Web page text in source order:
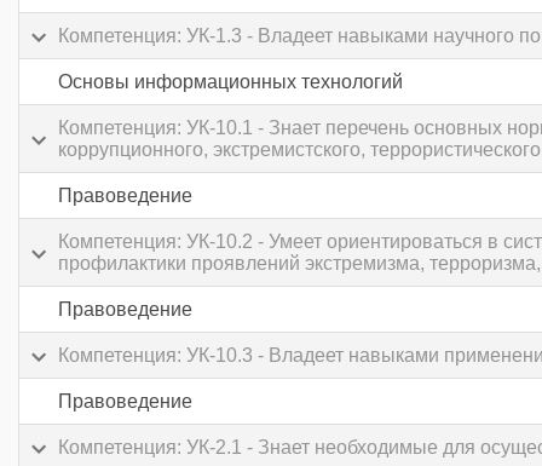
Компетенция: УК-1.3 - Владеет навыками научного
Основы информационных технологий
Компетенция: УК-10.1 - Знает перечень основных
коррупционного, экстремистского,
Правоведение
Компетенция: УК-10.2 - Умеет ориентироваться в
профилактики проявлений экстремизма,
Правоведение
Компетенция: УК-10.3 - Владеет навыками
Правоведение
Компетенция: УК-2.1 - Знает необходимые для